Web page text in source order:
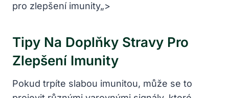
pro zlepšení imunity„>
Tipy Na Doplňky Stravy Pro
Zlepšení Imunity
Pokud trpíte slabou imunitou, může se to